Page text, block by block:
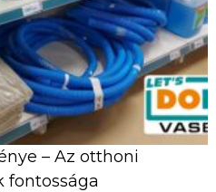
– Az otthoni
fontossága